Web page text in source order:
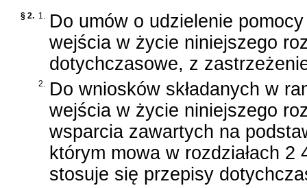
§ 2. 1. Do umów o udzielenie
wejścia w życie niniejszego
dotychczasowe, z
2. Do wniosków składanych w
wejścia w życie niniejszego
wsparcia zawartych na
którym mowa w rozdziałach
stosuje się przepisy